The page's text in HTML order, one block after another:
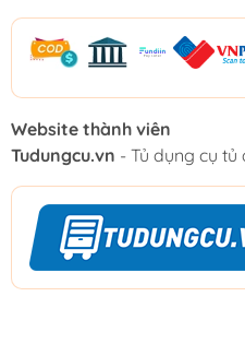
Website thành viên
Tudungcu.vn - Tủ dụng cụ